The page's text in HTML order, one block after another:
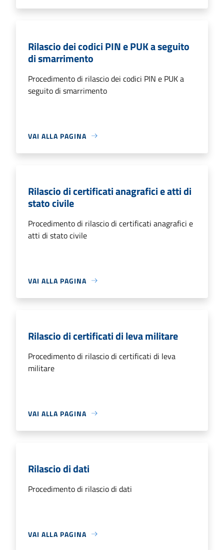
Rilascio dei codici PIN e PUK a seguito
di smarrimento
Procedimento di rilascio dei codici PIN e PUK a
seguito di smarrimento
VAI ALLA PAGINA
Rilascio di certificati anagrafici e atti di
stato civile
Procedimento di rilascio di certificati anagrafici e
atti di stato civile
VAI ALLA PAGINA
Rilascio di certificati di leva militare
Procedimento di rilascio di certificati di leva
militare
VAI ALLA PAGINA
Rilascio di dati
Procedimento di rilascio di dati
VAI ALLA PAGINA